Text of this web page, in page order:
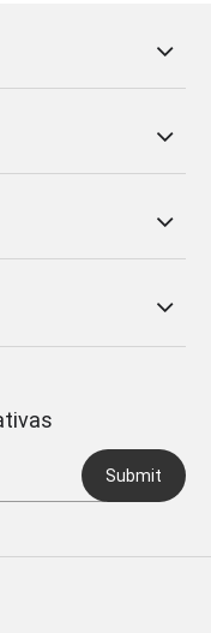
Submit